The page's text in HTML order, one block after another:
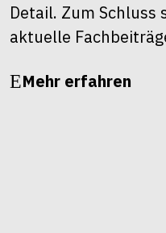
Detail. Zum Schluss
aktuelle
Mehr erfahren